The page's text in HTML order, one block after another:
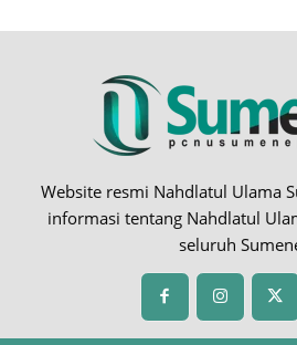
Website resmi Nahdlatul Ulama
informasi tentang Nahdlatul
seluruh